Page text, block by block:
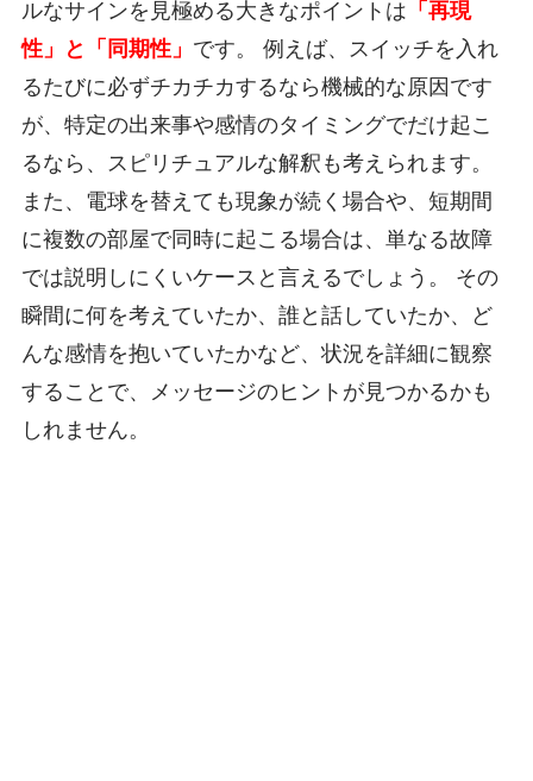
ルなサインを見極める大きなポイントは 「再現
性」と「同期性」 です。 例えば、スイッチを入れ
るたびに必ずチカチカするなら機械的な原因です
が、特定の出来事や感情のタイミングでだけ起こ
るなら、スピリチュアルな解釈も考えられます。
また、電球を替えても現象が続く場合や、短期間
に複数の部屋で同時に起こる場合は、単なる故障
では説明しにくいケースと言えるでしょう。 その
瞬間に何を考えていたか、誰と話していたか、ど
んな感情を抱いていたかなど、状況を詳細に観察
することで、メッセージのヒントが見つかるかも
しれません。